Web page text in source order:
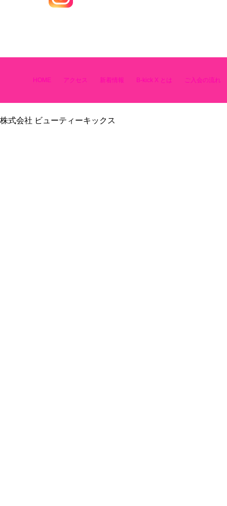
HOME アクセス 新着情報 B-kick X とは ご入会の流れ
株式会社 ビューティーキックス